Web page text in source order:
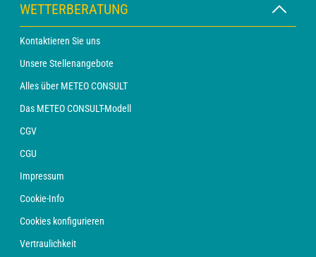
WETTERBERATUNG
Kontaktieren Sie uns
Unsere Stellenangebote
Alles über METEO CONSULT
Das METEO CONSULT-Modell
CGV
CGU
Impressum
Cookie-Info
Cookies konfigurieren
Vertraulichkeit